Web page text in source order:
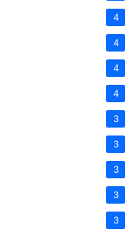
4
4
4
4
3
3
3
3
3